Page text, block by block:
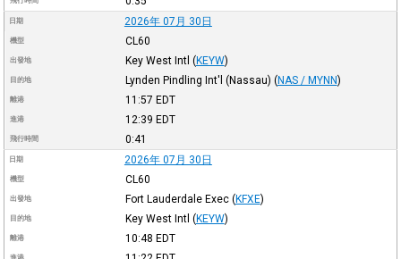
日期 2026年 07月 30日
機型 CL60
出發地 Key West Intl (KEYW)
目的地 Lynden Pindling Int'l (Nassau) (NAS / MYNN)
離港 11:57 EDT
進港 12:39 EDT
飛行時間 0:41
日期 2026年 07月 30日
機型 CL60
出發地 Fort Lauderdale Exec (KFXE)
目的地 Key West Intl (KEYW)
離港 10:48 EDT